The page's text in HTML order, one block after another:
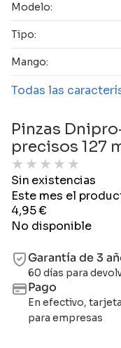
Modelo:
Tipo:
Mango:
Todas las
Pinzas
precisos 127
★ ★ ★ ★ ★
Sin existencias
Este mes el
4,95€
No disponible
Garantía de 3
60 días para
Pago
En efectivo,
para empresas